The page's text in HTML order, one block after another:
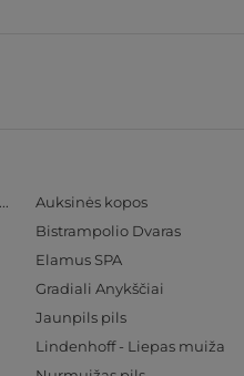
Atpūtas vieta "Buki" MiniZoo BUKS Auksinės kopos
Bistrampolio Dvaras
Elamus SPA
Gradiali Anykščiai
Jaunpils pils
Lindenhoff - Liepas muiža